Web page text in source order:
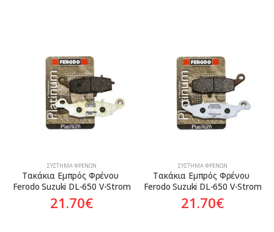
ΣΎΣΤΗΜΑ ΦΡΈΝΩΝ
Τακάκια Εμπρός Φρένου
Ferodo Suzuki DL-650 V-Strom
21.70€
ΣΎΣΤΗΜΑ ΦΡΈΝΩΝ
Τακάκια Εμπρός Φρένου
Ferodo Suzuki DL-650 V-Strom
21.70€